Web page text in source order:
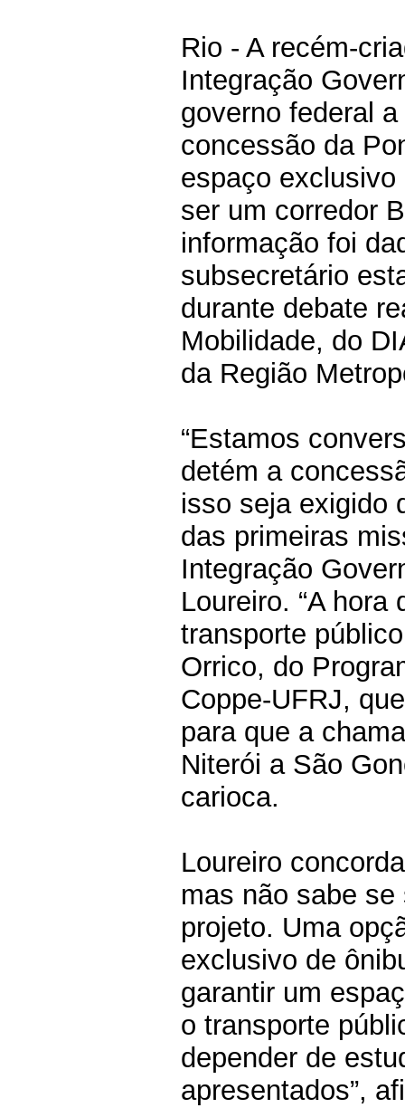
Rio - A recém-
Integração
governo federal
concessão da
espaço
ser um corredor
informação foi
subsecretário
durante debate
Mobilidade, do
da Região
“Estamos
detém a
isso seja exigido
das primeiras
Integração
Loureiro. “A
transporte
Orrico, do
Coppe-UFRJ,
para que a
Niterói a São
carioca.
Loureiro
mas não sabe
projeto. Uma
exclusivo de
garantir um
o transporte
depender de
apresentados”,